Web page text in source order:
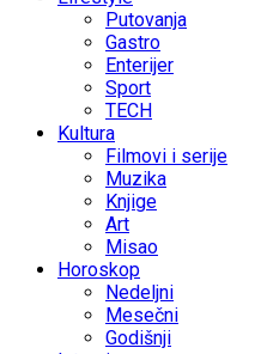
Putovanja
Gastro
Enterijer
Sport
TECH
Kultura
Filmovi i serije
Muzika
Knjige
Art
Misao
Horoskop
Nedeljni
Mesečni
Godišnji